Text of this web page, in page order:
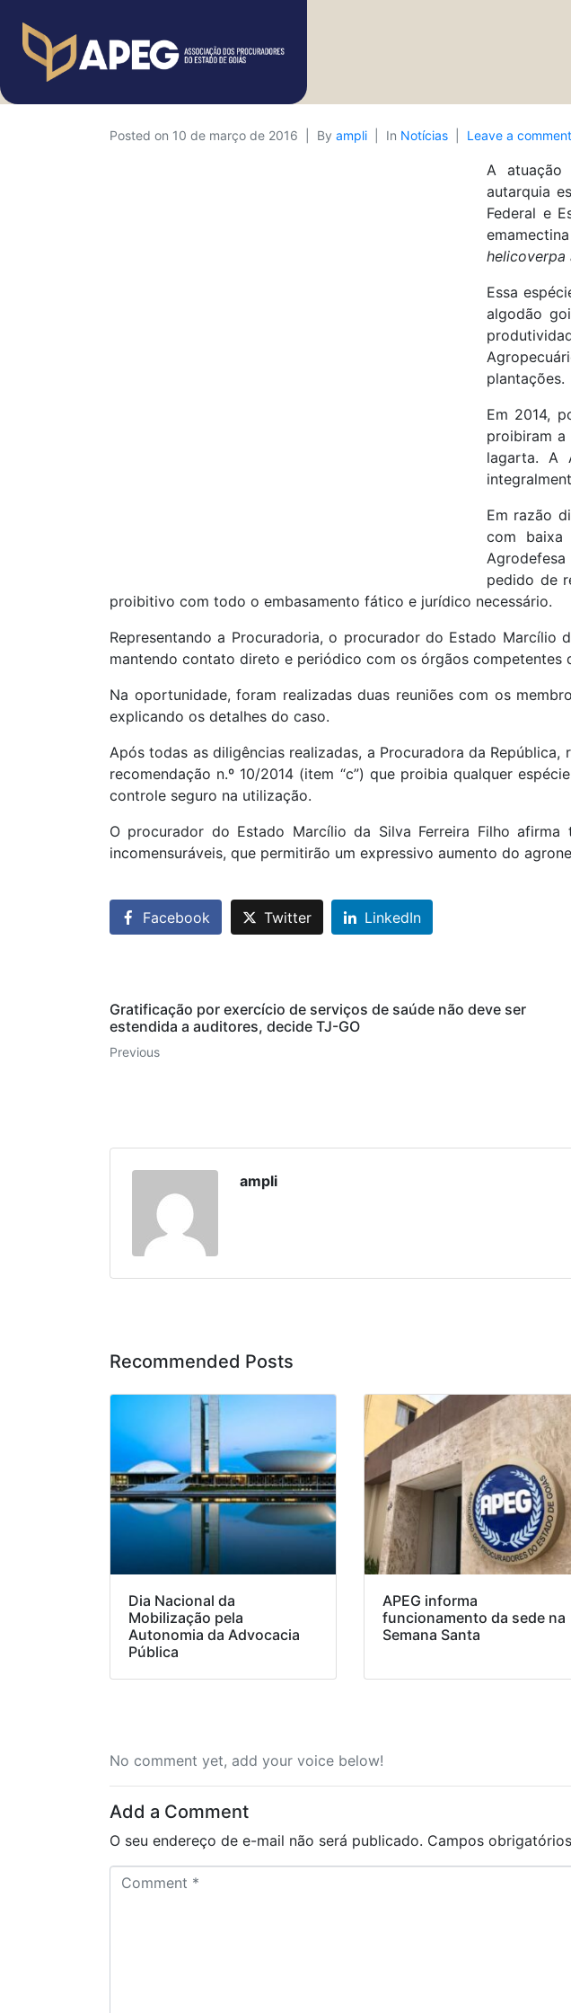
Posted on 10 de março de 2016 By ampli In Notícias Leave a comment
A atuação
autarquia
Federal e
helicoverpa
Essa
algodão
plantações.
Em 2014,
proibiram a
lagarta. A
Em razão
com baixa
pedido de
proibitivo com todo o embasamento fático e jurídico necessário.
Representando a Procuradoria, o procurador do Estado Marcílio
mantendo contato direto e periódico com os órgãos competentes
Na oportunidade, foram realizadas duas reuniões com os
explicando os detalhes do caso.
Após todas as diligências realizadas, a Procuradora da
recomendação n.º 10/2014 (item “c”) que proibia qualquer
controle seguro na utilização.
O procurador do Estado Marcílio da Silva Ferreira Filho
incomensuráveis, que permitirão um expressivo aumento do
Facebook Twitter LinkedIn
Gratificação por exercício de serviços de saúde não deve ser
estendida a auditores, decide TJ-GO
Previous
ampli
Recommended Posts
Dia Nacional da
Mobilização pela
Autonomia da Advocacia
Pública
APEG informa
funcionamento da sede na
Semana Santa
No comment yet, add your voice below!
Add a Comment
O seu endereço de e-mail não será publicado. Campos